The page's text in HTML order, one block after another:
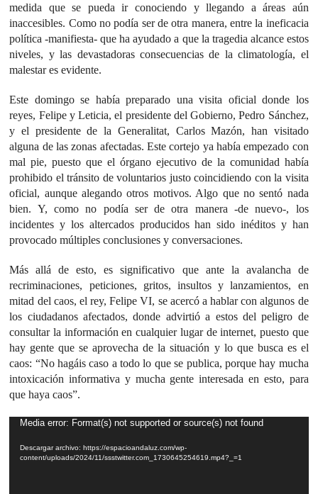
medida que se pueda ir conociendo y llegando a áreas aún
inaccesibles. Como no podía ser de otra manera, entre la ineficacia
política -manifiesta- que ha ayudado a que la tragedia alcance estos
niveles, y las devastadoras consecuencias de la climatología, el
malestar es evidente.
Este domingo se había preparado una visita oficial donde los
reyes, Felipe y Leticia, el presidente del Gobierno, Pedro Sánchez,
y el presidente de la Generalitat, Carlos Mazón, han visitado
alguna de las zonas afectadas. Este cortejo ya había empezado con
mal pie, puesto que el órgano ejecutivo de la comunidad había
prohibido el tránsito de voluntarios justo coincidiendo con la visita
oficial, aunque alegando otros motivos. Algo que no sentó nada
bien. Y, como no podía ser de otra manera -de nuevo-, los
incidentes y los altercados producidos han sido inéditos y han
provocado múltiples conclusiones y conversaciones.
Más allá de esto, es significativo que ante la avalancha de
recriminaciones, peticiones, gritos, insultos y lanzamientos, en
mitad del caos, el rey, Felipe VI, se acercó a hablar con algunos de
los ciudadanos afectados, donde advirtió a estos del peligro de
consultar la información en cualquier lugar de internet, puesto que
hay gente que se aprovecha de la situación y lo que busca es el
caos: “No hagáis caso a todo lo que se publica, porque hay mucha
intoxicación informativa y mucha gente interesada en esto, para
que haya caos”.
Reproductor
vídeo
Media error: Format(s) not supported or source(s) not found
Descargar archivo: https://espacioandaluz.com/wp-
content/uploads/2024/11/ssstwitter.com_1730645254619.mp4?_=1